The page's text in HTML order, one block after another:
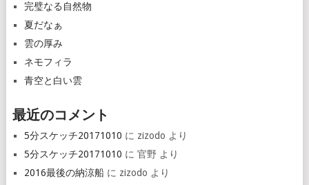
完璧なる自然物
夏だなぁ
雲の厚み
ネモフィラ
青空と白い雲
最近のコメント
5分スケッチ20171010 に zizodo より
5分スケッチ20171010 に 官野 より
2016最後の納涼船に zizodo より